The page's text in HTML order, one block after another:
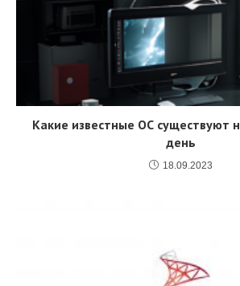
Какие известные ОС существуют
день
18.09.2023